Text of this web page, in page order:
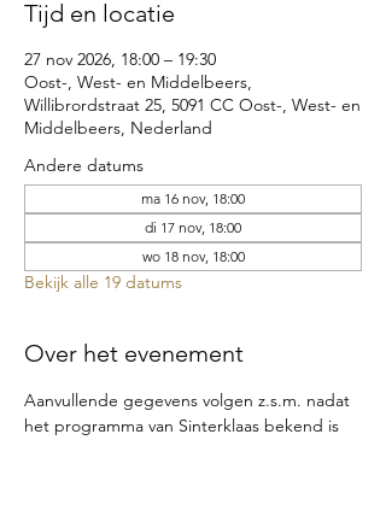
Tijd en locatie
27 nov 2026, 18:00 – 19:30
Oost-, West- en Middelbeers,
Willibrordstraat 25, 5091 CC Oost-, West- en
Middelbeers, Nederland
Andere datums
ma 16 nov, 18:00
di 17 nov, 18:00
wo 18 nov, 18:00
Bekijk alle 19 datums
Over het evenement
Aanvullende gegevens volgen z.s.m. nadat
het programma van Sinterklaas bekend is